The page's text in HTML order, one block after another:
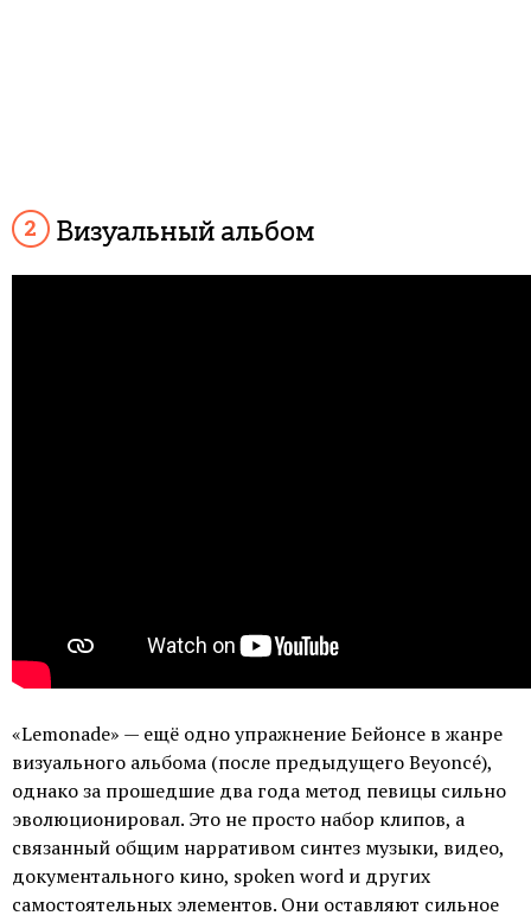
Визуальный альбом
«Lemonade» — ещё одно упражнение Бейонсе в жанре
визуального альбома (после предыдущего Beyoncé),
однако за прошедшие два года метод певицы сильно
эволюционировал. Это не просто набор клипов, а
связанный общим нарративом синтез музыки, видео,
документального кино, spoken word и других
самостоятельных элементов. Они оставляют сильное